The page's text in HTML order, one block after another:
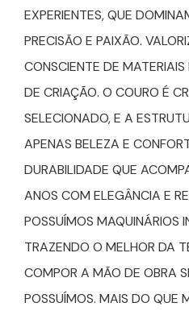
EXPERIENTES, QUE
PRECISÃO E PAIXÃO.
CONSCIENTE DE
DE CRIAÇÃO. O COURO É
SELECIONADO, E A
APENAS BELEZA E
DURABILIDADE QUE
ANOS COM ELEGÂNCIA E
POSSUÍMOS MAQUINÁRIOS
TRAZENDO O MELHOR DA
COMPOR A MÃO DE OBRA
POSSUÍMOS. MAIS DO QUE